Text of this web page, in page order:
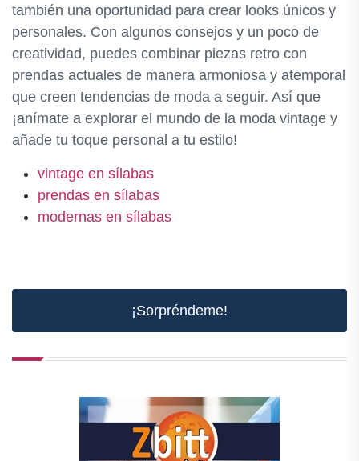
también una oportunidad para crear looks únicos y
personales. Con algunos consejos y un poco de
creatividad, puedes combinar piezas retro con
prendas actuales de manera armoniosa y atemporal
que creen tendencias de moda a seguir. Así que
¡anímate a explorar el mundo de la moda vintage y
añade tu toque personal a tu estilo!
vintage en sílabas
prendas en sílabas
modernas en sílabas
¡Sorpréndeme!